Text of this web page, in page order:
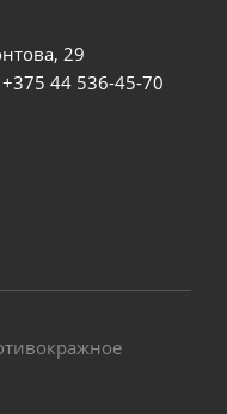
29
+375 44 536-45-70